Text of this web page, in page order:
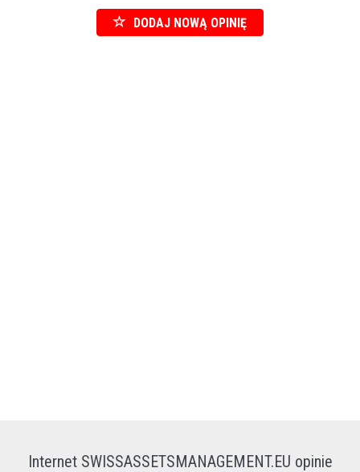
DODAJ NOWĄ OPINIĘ
Internet SWISSASSETSMANAGEMENT.EU opinie